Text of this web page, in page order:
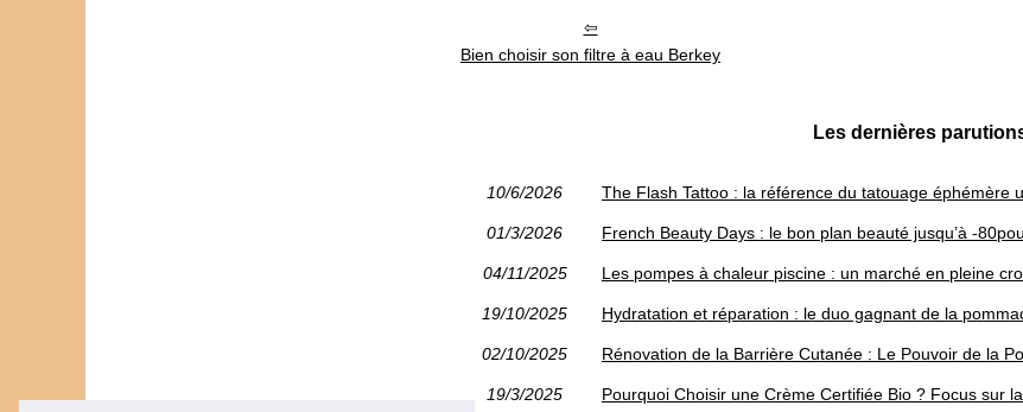
Bien choisir son filtre à eau Berkey
Les dernières
10/6/2026 The Flash Tattoo : la référence du tatouage éphémère
01/3/2026 French Beauty Days : le bon plan beauté jusqu’à -
04/11/2025 Les pompes à chaleur piscine : un marché en pleine
19/10/2025 Hydratation et réparation : le duo gagnant de la
02/10/2025 Rénovation de la Barrière Cutanée : Le Pouvoir de la
19/3/2025 Pourquoi Choisir une Crème Certifiée Bio ? Focus sur